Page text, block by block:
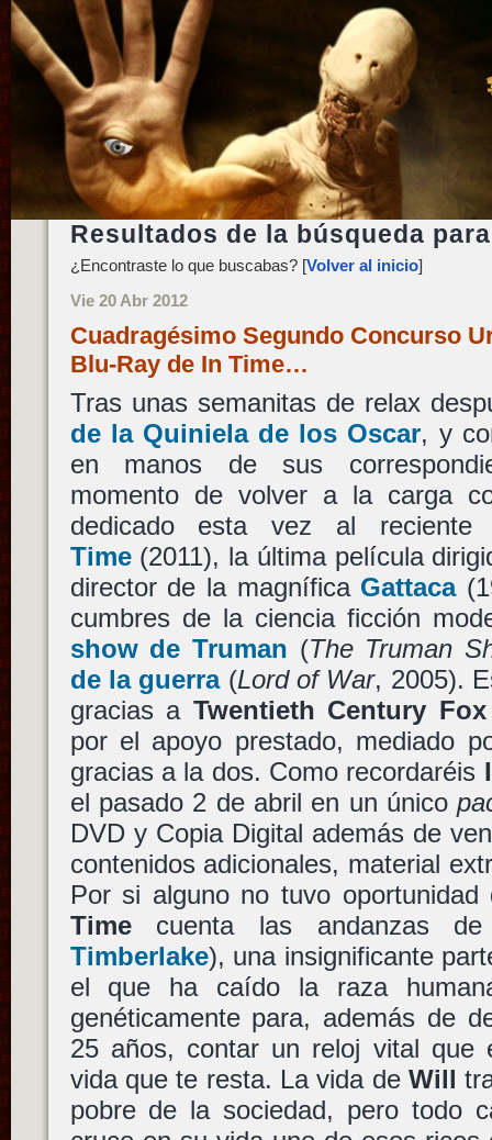
Resultados de la búsqueda
¿Encontraste lo que buscabas? [Volver al inicio]
Vie 20 Abr 2012
Cuadragésimo Segundo Concurso
Blu-Ray de In Time…
Tras unas semanitas de relax
de la Quiniela de los Oscar, y
en manos de sus
momento de volver a la carga
dedicado esta vez al
Time(2011), la última película
director de la magnífica Gattaca
cumbres de la ciencia ficción
show de Truman (The Truman
de la guerra(Lord of War, 2005).
gracias a Twentieth Century
por el apoyo prestado, mediado
gracias a la dos. Como recordaréis
el pasado 2 de abril en un único
DVD y Copia Digital además de
contenidos adicionales, material
Por si alguno no tuvo
Timecuenta las andanzas
Timberlake), una insignificante
el que ha caído la raza
genéticamente para, además de
25 años, contar un reloj vital que
vida que te resta. La vida de Will
pobre de la sociedad, pero todo